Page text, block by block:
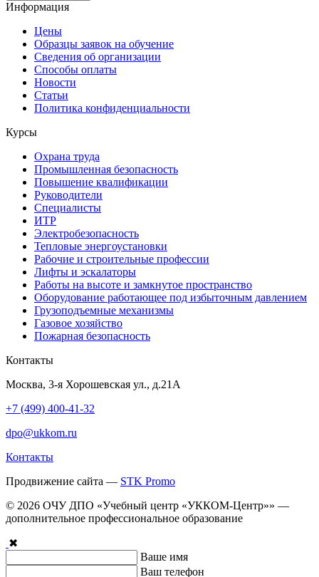
Информация
Цены
Образцы заявок на обучение
Сведения об организации
Способы оплаты
Новости
Статьи
Политика конфиденциальности
Курсы
Охрана труда
Промышленная безопасность
Повышение квалификации
Руководители
Специалисты
ИТР
Электробезопасность
Тепловые энергоустановки
Рабочие и строительные профессии
Лифты и эскалаторы
Работы на высоте и замкнутое пространство
Оборудование работающее под избыточным давлением
Грузо­подъемные механизмы
Газовое хозяйство
Пожарная безопасность
Контакты
Москва, 3-я Хорошевская ул., д.21А
+7 (499) 400-41-32
dpo@ukkom.ru
Контакты
Продвижение сайта — STK Promo
© 2026 ОЧУ ДПО «Учебный центр «УККОМ-Центр»» —
дополнительное профессиональное образование
✖
Ваше имя
Ваш телефон